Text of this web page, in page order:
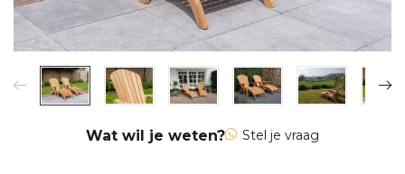
Wat wil je weten? Stel je vraag